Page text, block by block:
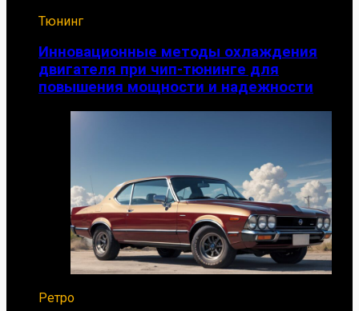
Тюнинг
Инновационные методы охлаждения
двигателя при чип-тюнинге для
повышения мощности и надежности
Ретро